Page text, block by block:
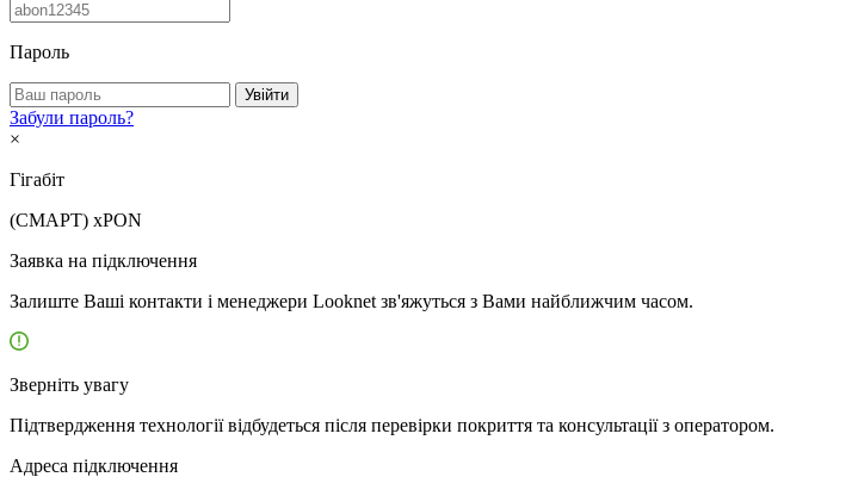
Пароль
Увійти
Забули пароль?
×
Гігабіт
(СМАРТ) xPON
Заявка на підключення
Залиште Ваші контакти і менеджери Looknet зв'яжуться з Вами найближчим часом.
Зверніть увагу
Підтвердження технології відбудеться після перевірки покриття та консультації з оператором.
Адресa підключення